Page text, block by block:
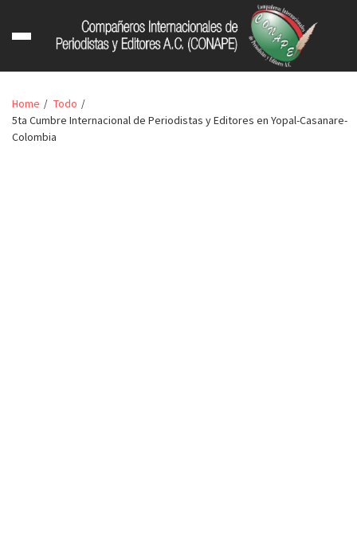
Home
Todo
5ta Cumbre Internacional de Periodistas y Editores en Yopal-Casanare-
Colombia